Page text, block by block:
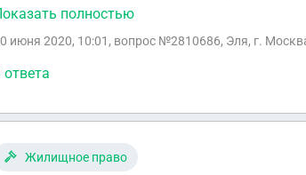
договора мены и регистрации в
оформление документов. Однако в связи с
документов с 24.03 по 25.06.2020.
Есть завещание. Может ли
полностью
июня 2020, 10:01 , вопрос №2810686, Эля, г.
ответа
Жилищное право